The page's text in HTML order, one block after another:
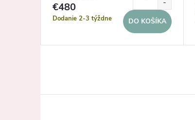
€480
Dodanie 2-3 týždne DO KOŠÍKA